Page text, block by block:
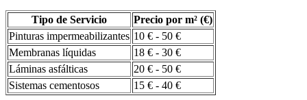
Tipo de Servicio
Precio por m² (€)
Pinturas impermeabilizantes 10 € - 50 €
Membranas líquidas
18 € - 30 €
Láminas asfálticas
20 € - 50 €
Sistemas cementosos
15 € - 40 €